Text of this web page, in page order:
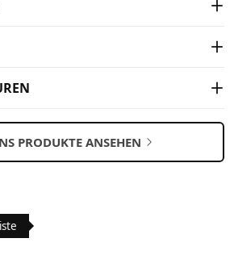
PRODUKTE ANSEHEN